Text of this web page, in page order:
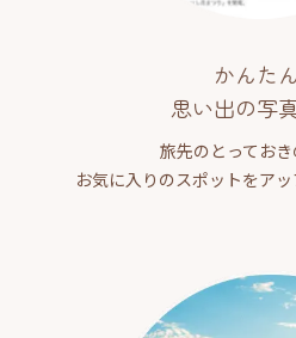
かんた
思い出の写
旅先のとっておき
お気に入りのスポットをア